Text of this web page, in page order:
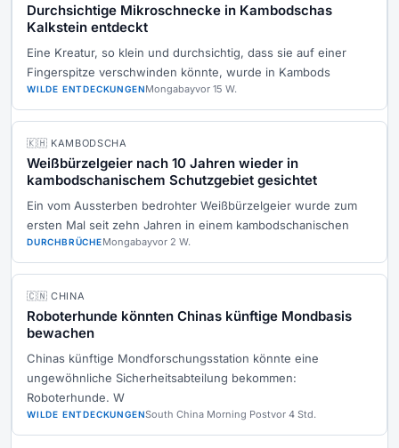
Durchsichtige Mikroschnecke in Kambodschas
Kalkstein entdeckt
Eine Kreatur, so klein und durchsichtig, dass sie auf einer
Fingerspitze verschwinden könnte, wurde in Kambods
WILDE ENTDECKUNGENMongabayvor 15 W.
🇰🇭 KAMBODSCHA
Weißbürzelgeier nach 10 Jahren wieder in
kambodschanischem Schutzgebiet gesichtet
Ein vom Aussterben bedrohter Weißbürzelgeier wurde zum
ersten Mal seit zehn Jahren in einem kambodschanischen
DURCHBRÜCHEMongabayvor 2 W.
🇨🇳 CHINA
Roboterhunde könnten Chinas künftige Mondbasis
bewachen
Chinas künftige Mondforschungsstation könnte eine
ungewöhnliche Sicherheitsabteilung bekommen:
Roboterhunde. W
WILDE ENTDECKUNGENSouth China Morning Postvor 4 Std.